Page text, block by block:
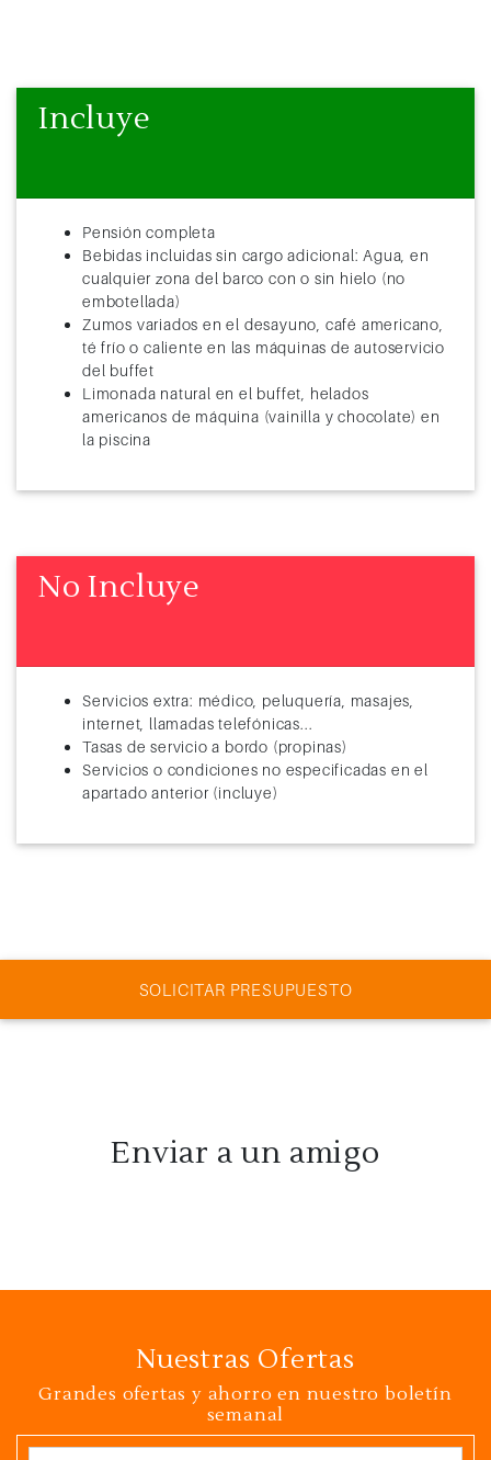
Incluye
Pensión completa
Bebidas incluidas sin cargo adicional: Agua, en
cualquier zona del barco con o sin hielo (no
embotellada)
Zumos variados en el desayuno, café americano,
té frío o caliente en las máquinas de autoservicio
del buffet
Limonada natural en el buffet, helados
americanos de máquina (vainilla y chocolate) en
la piscina
No Incluye
Servicios extra: médico, peluquería, masajes,
internet, llamadas telefónicas...
Tasas de servicio a bordo (propinas)
Servicios o condiciones no especificadas en el
apartado anterior (incluye)
SOLICITAR PRESUPUESTO
Enviar a un amigo
Nuestras Ofertas
Grandes ofertas y ahorro en nuestro boletín
semanal